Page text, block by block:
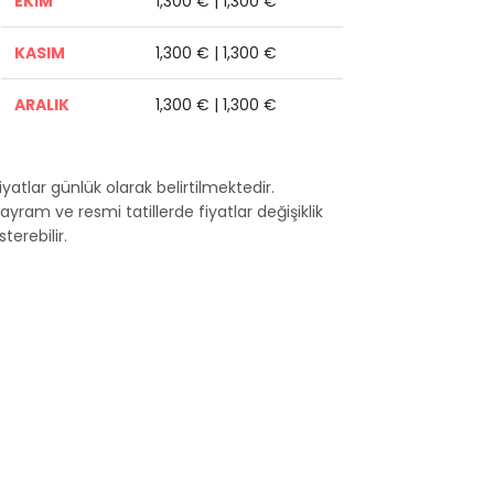
KASIM 1,300 € | 1,300 €
ARALIK 1,300 € | 1,300 €
günlük olarak belirtilmektedir.
ve resmi tatillerde fiyatlar değişiklik